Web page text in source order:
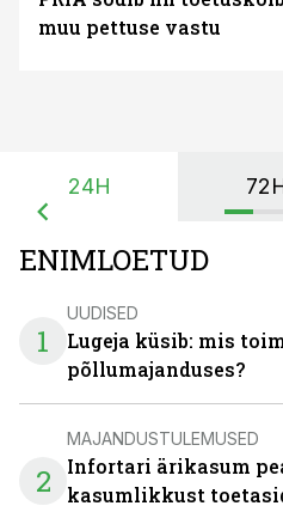
muu pettuse vastu
24H
ENIMLOETUD
1
UUDISED
Lugeja küsib: mis
põllumajanduses?
2
MAJANDUSTULEMUSED
Infortari ärikasum
kasumlikkust